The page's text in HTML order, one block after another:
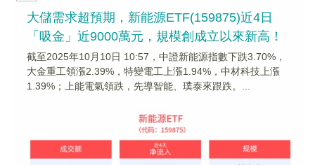
大儲需求超預期，新能源ETF(159875)近4日
「吸金」近9000萬元，規模創成立以來新高！
截至2025年10月10日 10:57，中證新能源指數下跌3.70%，
大金重工領漲2.39%，特變電工上漲1.94%，中材科技上漲
1.39%；上能電氣領跌，先導智能、璞泰來跟跌。...